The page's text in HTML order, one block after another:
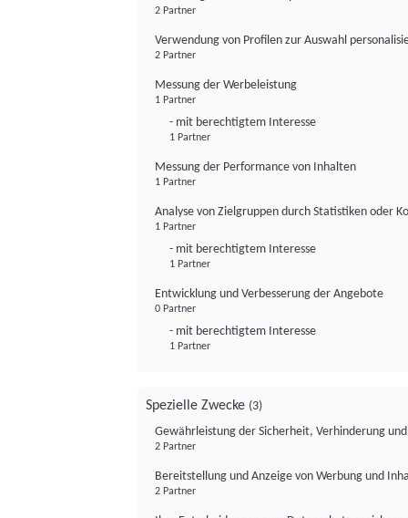
2 Partner
Verwendung von Profilen zur Auswahl
2 Partner
Messung der Werbeleistung
1 Partner
- mit berechtigtem Interesse
1 Partner
Messung der Performance von Inhalten
1 Partner
Analyse von Zielgruppen durch Statistiken oder
1 Partner
- mit berechtigtem Interesse
1 Partner
Entwicklung und Verbesserung der Angebote
0 Partner
- mit berechtigtem Interesse
1 Partner
Spezielle Zwecke (3)
Gewährleistung der Sicherheit, Verhinderung
2 Partner
Bereitstellung und Anzeige von Werbung und
2 Partner